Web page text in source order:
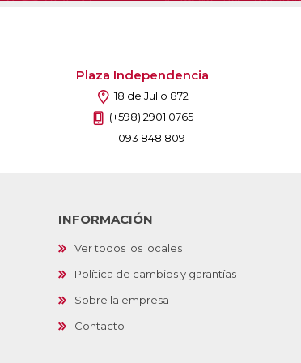
Plaza Independencia
18 de Julio 872
(+598) 2901 0765
093 848 809
INFORMACIÓN
Ver todos los locales
Política de cambios y garantías
Sobre la empresa
Contacto